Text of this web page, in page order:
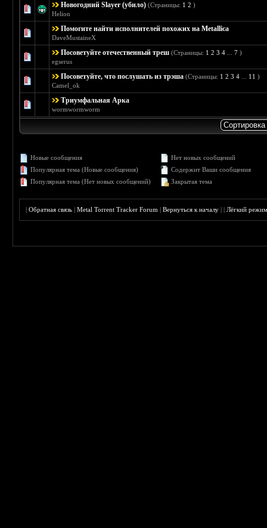
Новогодний Slayer (убило) (Страницы: 1 2 )
Helion
Голосов: 1 - Средняя оценка: 5 из 5
1 2345
Помогите найти исполнителей похожих на Metallica
DaveMustaineX
Голосов: 0 - Средняя оценка: 0 из 5
12345
Посоветуйте отечественный треш (Страницы: 1 2 3 4 ...7 )
egserus
Голосов: 3 - Средняя оценка: 2.33 из 5
1 2345
Посоветуйте, что послушать из трэша (Страницы: 1 2 3 4 11 )
Camel_ok
Голосов: 11 - Средняя оценка: 3.55 из 5
12 34 5
Триумфальная Арка
wormwormworm
Голосов: 0 - Средняя оценка: 0 из 5
123 45
Новые сообщения
Популярная тема (Новые сообщения)
Популярная тема (Нет новых сообщений)
Нет новых сообщений
Содержит Ваши сообщения
Закрытая тема
|Обратная связь |Metal Torrent Tracker Forum |Вернуться к началу ||Лёгкий